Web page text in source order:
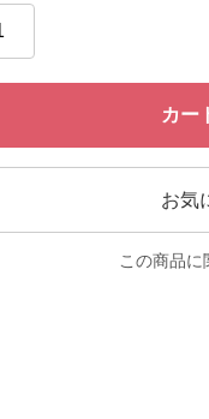
カー
お気
この商品